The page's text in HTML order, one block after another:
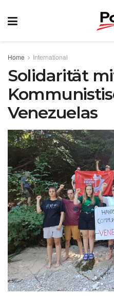
Home International
Solidarität
Venezuelas